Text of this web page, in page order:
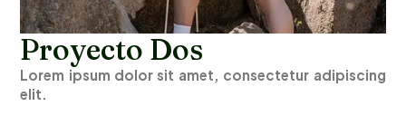
Proyecto Dos
Lorem ipsum dolor sit amet, consectetur adipiscing
elit.